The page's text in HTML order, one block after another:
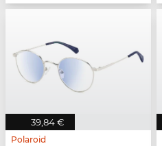
39,84 €
Polaroid